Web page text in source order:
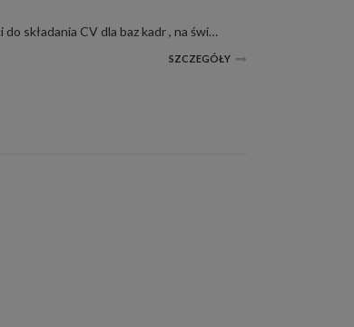
Treść ogłoszenia : poszukiwani kandydaci do składania CV dla baz kadr , na światowe złoża wydobywcze . Anglia ,Norwegia , Holandia i inne kraje Europy i pozaeuropejskie . Poszukiwane zawody dla przemysłu wydobywczego ropy i gazu to : mechanicy ...
SZCZEGÓŁY